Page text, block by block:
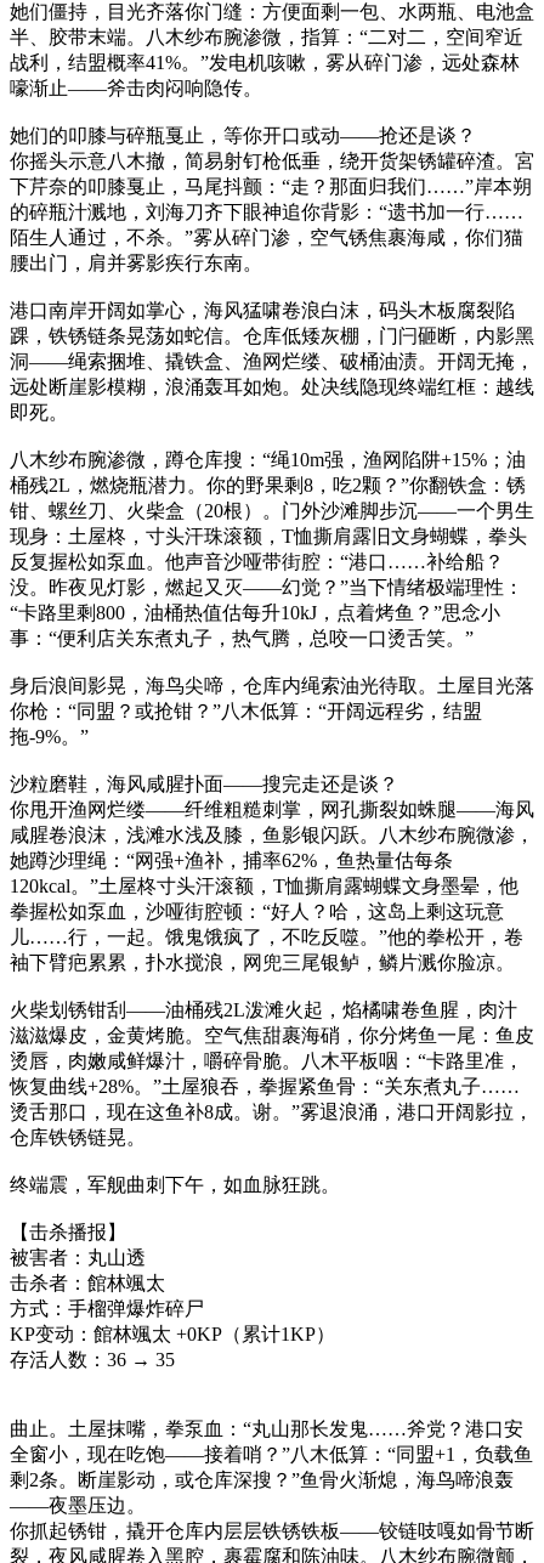
她们僵持，目光齐落你门缝：方便面剩一包、水两瓶、电池盒
半、胶带末端。八木纱布腕渗微，指算：“二对二，空间窄近
战利，结盟概率41%。”发电机咳嗽，雾从碎门渗，远处森林
嚎渐止——斧击肉闷响隐传。
她们的叩膝与碎瓶戛止，等你开口或动——抢还是谈？
你摇头示意八木撤，简易射钉枪低垂，绕开货架锈罐碎渣。宮
下芹奈的叩膝戛止，马尾抖颤：“走？那面归我们……”岸本朔
的碎瓶汁溅地，刘海刀齐下眼神追你背影：“遗书加一行……
陌生人通过，不杀。”雾从碎门渗，空气锈焦裹海咸，你们猫
腰出门，肩并雾影疾行东南。
港口南岸开阔如掌心，海风猛啸卷浪白沫，码头木板腐裂陷
踝，铁锈链条晃荡如蛇信。仓库低矮灰棚，门闩砸断，内影黑
洞——绳索捆堆、撬铁盒、渔网烂缕、破桶油渍。开阔无掩，
远处断崖影模糊，浪涌轰耳如炮。处决线隐现终端红框：越线
即死。
八木纱布腕渗微，蹲仓库搜：“绳10m强，渔网陷阱+15%；油
桶残2L，燃烧瓶潜力。你的野果剩8，吃2颗？”你翻铁盒：锈
钳、螺丝刀、火柴盒（20根）。门外沙滩脚步沉——一个男生
现身：土屋柊，寸头汗珠滚额，T恤撕肩露旧文身蝴蝶，拳头
反复握松如泵血。他声音沙哑带街腔：“港口……补给船？
没。昨夜见灯影，燃起又灭——幻觉？”当下情绪极端理性：
“卡路里剩800，油桶热值估每升10kJ，点着烤鱼？”思念小
事：“便利店关东煮丸子，热气腾，总咬一口烫舌笑。”
身后浪间影晃，海鸟尖啼，仓库内绳索油光待取。土屋目光落
你枪：“同盟？或抢钳？”八木低算：“开阔远程劣，结盟
拖-9%。”
沙粒磨鞋，海风咸腥扑面——搜完走还是谈？
你甩开渔网烂缕——纤维粗糙刺掌，网孔撕裂如蛛腿——海风
咸腥卷浪沫，浅滩水浅及膝，鱼影银闪跃。八木纱布腕微渗，
她蹲沙理绳：“网强+渔补，捕率62%，鱼热量估每条
120kcal。”土屋柊寸头汗滚额，T恤撕肩露蝴蝶文身墨晕，他
拳握松如泵血，沙哑街腔顿：“好人？哈，这岛上剩这玩意
儿……行，一起。饿鬼饿疯了，不吃反噬。”他的拳松开，卷
袖下臂疤累累，扑水搅浪，网兜三尾银鲈，鳞片溅你脸凉。
火柴划锈钳刮——油桶残2L泼滩火起，焰橘啸卷鱼腥，肉汁
滋滋爆皮，金黄烤脆。空气焦甜裹海硝，你分烤鱼一尾：鱼皮
烫唇，肉嫩咸鲜爆汁，嚼碎骨脆。八木平板咽：“卡路里准，
恢复曲线+28%。”土屋狼吞，拳握紧鱼骨：“关东煮丸子……
烫舌那口，现在这鱼补8成。谢。”雾退浪涌，港口开阔影拉，
仓库铁锈链晃。
终端震，军舰曲刺下午，如血脉狂跳。
【击杀播报】
被害者：丸山透
击杀者：館林颯太
方式：手榴弹爆炸碎尸
KP变动：館林颯太 +0KP（累计1KP）
存活人数：36 → 35
曲止。土屋抹嘴，拳泵血：“丸山那长发鬼……斧党？港口安
全窗小，现在吃饱——接着哨？”八木低算：“同盟+1，负载鱼
剩2条。断崖影动，或仓库深搜？”鱼骨火渐熄，海鸟啼浪轰
——夜墨压边。
你抓起锈钳，撬开仓库内层层铁锈铁板——铰链吱嘎如骨节断
裂，夜风咸腥卷入黑腔，裹霉腐和陈油味。八木纱布腕微颤，